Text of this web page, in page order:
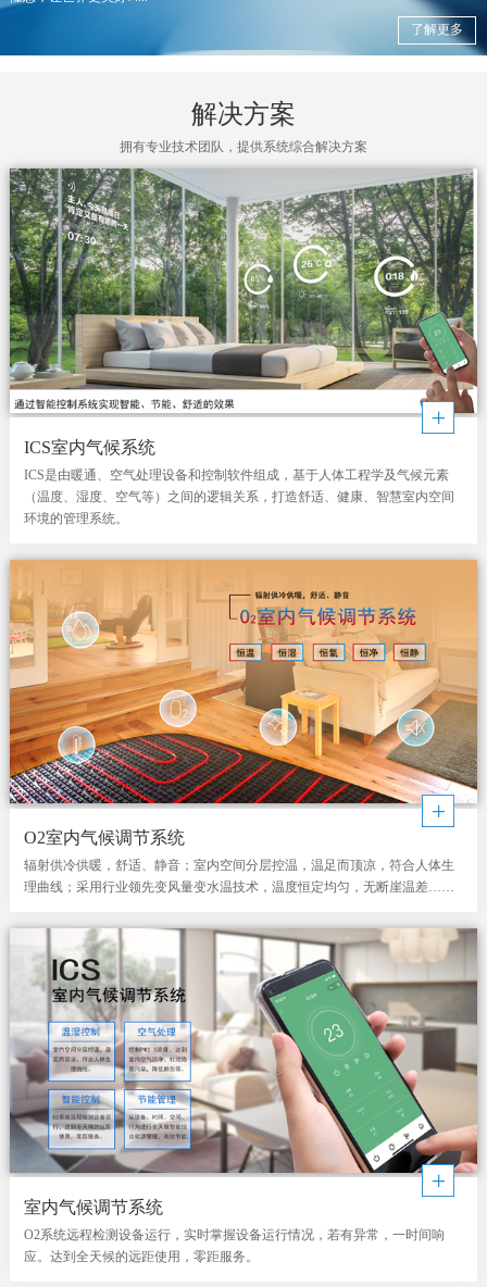
了解更多
解决方案
拥有专业技术团队，提供系统综合解决方案
ICS室内气候系统
ICS是由暖通、空气处理设备和控制软件组成，基于人体工程学及气候元素
（温度、湿度、空气等）之间的逻辑关系，打造舒适、健康、智慧室内空间
环境的管理系统。
O2室内气候调节系统
辐射供冷供暖，舒适、静音；室内空间分层控温，温足而顶凉，符合人体生
理曲线；采用行业领先变风量变水温技术，温度恒定均匀，无断崖温差……
室内气候调节系统
O2系统远程检测设备运行，实时掌握设备运行情况，若有异常，一时间响
应。达到全天候的远距使用，零距服务。